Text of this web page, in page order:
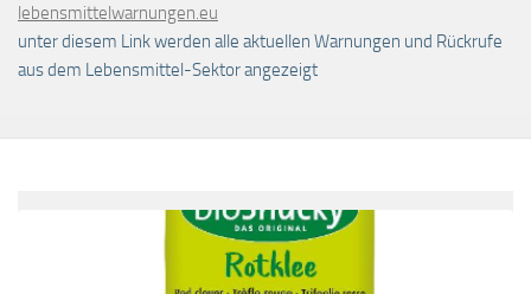
lebensmittelwarnungen.eu
unter diesem Link werden alle aktuellen Warnungen und Rückrufe
aus dem Lebensmittel-Sektor angezeigt